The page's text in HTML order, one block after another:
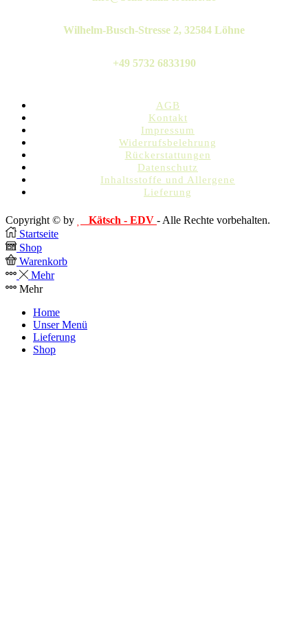
Wilhelm-Busch-Stresse 2, 32584 Löhne
+49 5732 6833190
AGB
Kontakt
Impressum
Widerrufsbelehrung
Rückerstattungen
Datenschutz
Inhaltsstoffe und Allergene
Lieferung
Copyright © by Kätsch - EDV - Alle Rechte vorbehalten.
Startseite
Shop
Warenkorb
Mehr
Mehr
Home
Unser Menü
Lieferung
Shop